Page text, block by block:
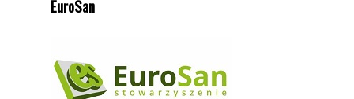
EuroSan